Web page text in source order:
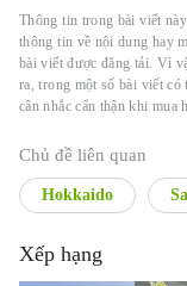
Thông tin trong bài viết
thông tin về nội dung hay
bài viết được đăng tải. Vì
ra, trong một số bài viết có
cân nhắc cẩn thận khi mua
Chủ đề liên quan
Hokkaido
Xếp hạng